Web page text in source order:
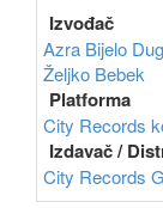
Izvođač
Azra Bijelo
Željko Bebek
Platforma
City Records
Izdavač /
City Records